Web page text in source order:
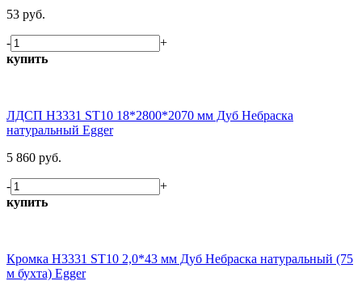
53 руб.
-
+
купить
ЛДСП H3331 ST10 18*2800*2070 мм Дуб Небраска
натуральный Egger
5 860 руб.
-
+
купить
Кромка H3331 ST10 2,0*43 мм Дуб Небраска натуральный (75
м бухта) Egger